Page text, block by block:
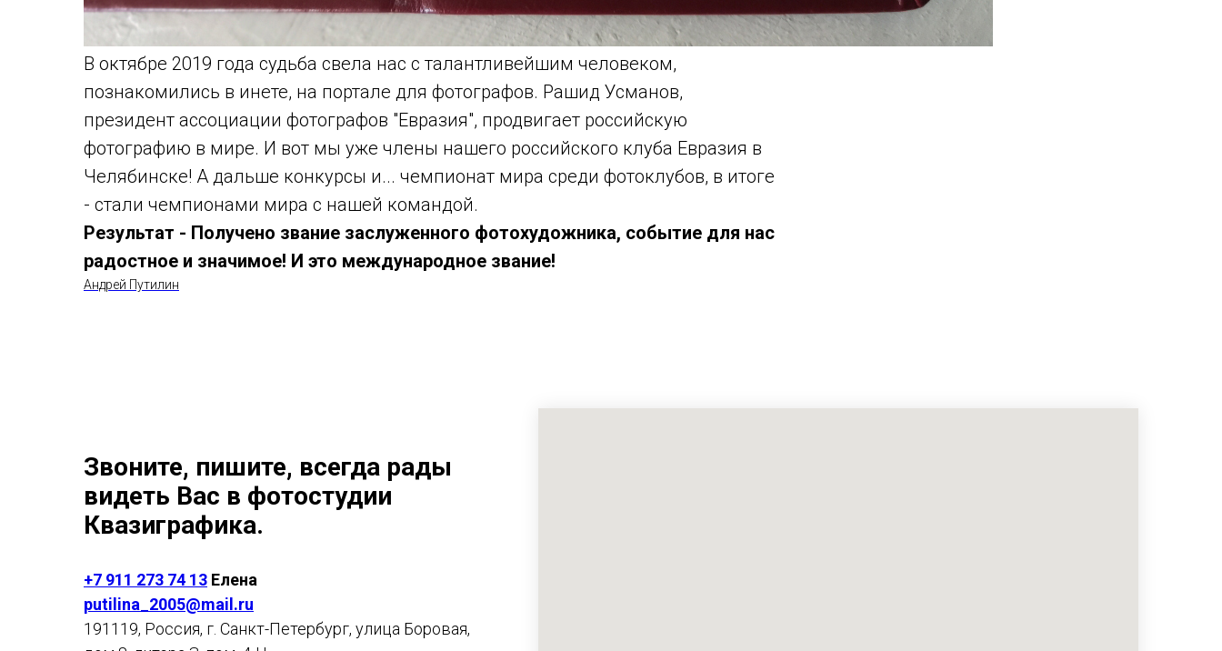
В октябре 2019 года судьба свела нас с талантливейшим человеком,
познакомились в инете, на портале для фотографов. Рашид Усманов,
президент ассоциации фотографов "Евразия", продвигает российскую
фотографию в мире. И вот мы уже члены нашего российского клуба Евразия в
Челябинске! А дальше конкурсы и... чемпионат мира среди фотоклубов, в итоге
- стали чемпионами мира с нашей командой.
Результат - Получено звание заслуженного фотохудожника, событие для нас
радостное и значимое! И это международное звание!
Андрей Путилин
Звоните, пишите, всегда рады
видеть Вас в фотостудии
Квазиграфика.
+7 911 273 74 13 Елена
putilina_2005@mail.ru
191119, Россия, г. Санкт-Петербург, улица Боровая,